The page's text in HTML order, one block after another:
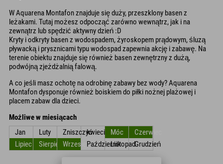
W Aquarena Montafon znajduje się duży, przeszklony basen z
leżakami. Tutaj możesz odpocząć zarówno wewnątrz, jak i na
zewnątrz lub spędzić aktywny dzień :D
Kryty i odkryty basen z wodospadem, żyroskopem prądowym, śluzą
pływacką i prysznicami typu wodospad zapewnia akcję i zabawę. Na
terenie obiektu znajduje się również basen zewnętrzny z dużą,
podwójną zjeżdżalnią falową.
A co jeśli masz ochotę na odrobinę zabawy bez wody? Aquarena
Montafon dysponuje również boiskiem do piłki nożnej plażowej i
placem zabaw dla dzieci.
Możliwe w miesiącach
Jan
Luty ZniszczyćkwiecieńMóc
Czerwiec
Lipiec
Sierpień WrzesieńPaździernikListopadGrudzień